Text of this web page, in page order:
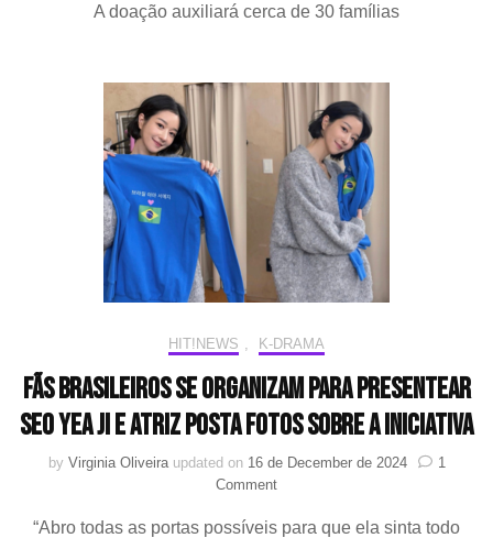
doa
ChildFund
Korea
em
nome
do
fandom
A doação auxiliará cerca de 30 famílias
HIT!NEWS K-DRAMA
Fãs brasileiros se organizam para presentear
Seo Yea Ji e atriz posta fotos sobre a iniciativa
by Virginia Oliveira updated on 16 de December de 2024
1
Commenton
brasileiros
“Abro todas as portas possíveis para que ela sinta todo